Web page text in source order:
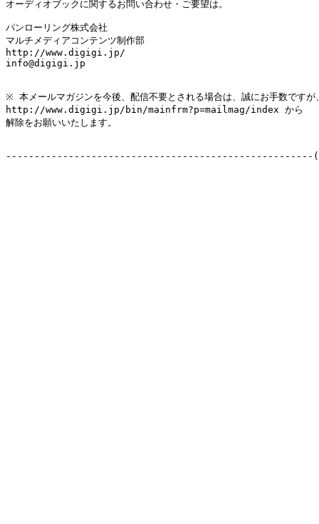
オーディオブックに関するお問い合わせ・ご要望は。
パンローリング株式会社
マルチメディアコンテンツ制作部
http://www.digigi.jp/
info@digigi.jp
※ 本メールマガジンを今後、配信不要とされる場合は、誠にお手数ですが
http://www.digigi.jp/bin/mainfrm?p=mailmag/index から
解除をお願いいたします。
------------------------------------------------------(C)